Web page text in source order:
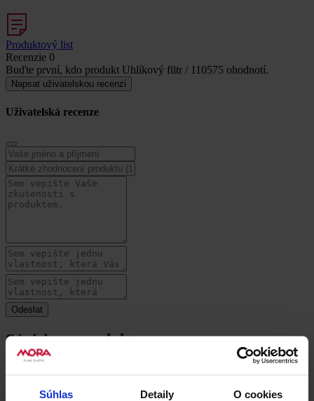
Súhlas Detaily O cookies
Produktový list
Recenzie 0
Buďte první, kdo produkt Uhlíkový filtr / 110575 ohodnotí.
Napsat uživatelskou recenzi
Uživatelská recenze
Súvisiace produkty